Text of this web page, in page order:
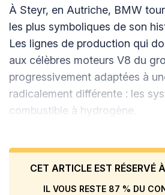
À Steyr, en Autriche, BMW
les plus symboliques de son
Les lignes de production qui
aux célèbres moteurs V8 du
progressivement adaptées à
radicalement différente : les
combustible à hydrogène.
CET ARTICLE EST RÉSERVÉ
IL VOUS RESTE 87 % DU